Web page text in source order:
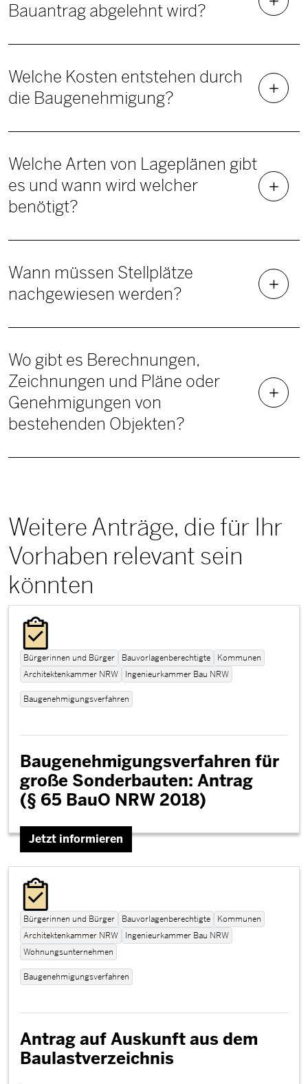
Bauantrag abgelehnt wird?
Welche Kosten entstehen durch
die Baugenehmigung?
Welche Arten von Lageplänen gibt
es und wann wird welcher
benötigt?
Wann müssen Stellplätze
nachgewiesen werden?
Wo gibt es Berechnungen,
Zeichnungen und Pläne oder
Genehmigungen von
bestehenden Objekten?
Weitere Anträge, die für Ihr
Vorhaben relevant sein
könnten
Bürgerinnen und Bürger Bauvorlagenberechtigte
Kommunen
Architektenkammer NRW
Ingenieurkammer Bau NRW
Baugenehmigungsverfahren
Baugenehmigungsverfahren für
große Sonderbauten: Antrag
(§ 65 BauO NRW 2018)
Jetzt informieren
Bürgerinnen und Bürger Bauvorlagenberechtigte
Kommunen
Architektenkammer NRW
Ingenieurkammer Bau NRW
Wohnungsunternehmen
Baugenehmigungsverfahren
Antrag auf Auskunft aus dem
Baulastverzeichnis